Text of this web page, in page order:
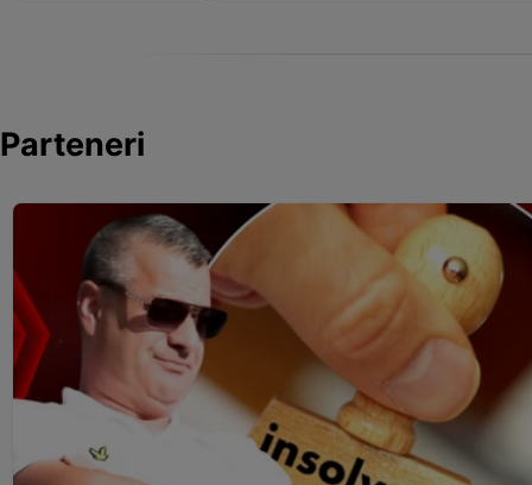
Parteneri